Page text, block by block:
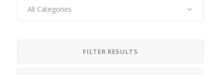
All Categories
FILTER RESULTS